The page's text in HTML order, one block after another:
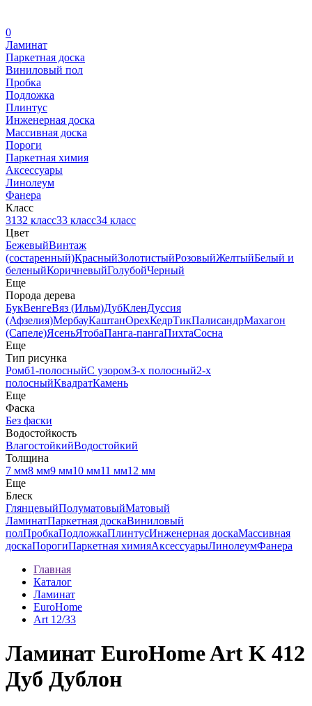
0
Ламинат
Паркетная доска
Виниловый пол
Пробка
Подложка
Плинтус
Инженерная доска
Массивная доска
Пороги
Паркетная химия
Аксессуары
Линолеум
Фанера
Класс
3132 класс33 класс34 класс
Цвет
БежевыйВинтаж
(состаренный)КрасныйЗолотистыйРозовыйЖелтыйБелый и
беленыйКоричневыйГолубойЧерный
Еще
Порода дерева
БукВенгеВяз (Ильм)ДубКленДуссия
(Афзелия)МербауКаштанОрехКедрТикПалисандрМахагон
(Сапеле)ЯсеньЯтобаПанга-пангаПихтаСосна
Еще
Тип рисунка
Ромб1-полосныйС узором3-х полосный2-х
полосныйКвадратКамень
Еще
Фаска
Без фаски
Водостойкость
ВлагостойкийВодостойкий
Толщина
7 мм8 мм9 мм10 мм11 мм12 мм
Еще
Блеск
ГлянцевыйПолуматовыйМатовый
ЛаминатПаркетная доскаВиниловый
полПробкаПодложкаПлинтусИнженерная доскаМассивная
доскаПорогиПаркетная химияАксессуарыЛинолеумФанера
Главная
Каталог
Ламинат
EuroHome
Art 12/33
Ламинат EuroHome Art K 412
Дуб Дублон